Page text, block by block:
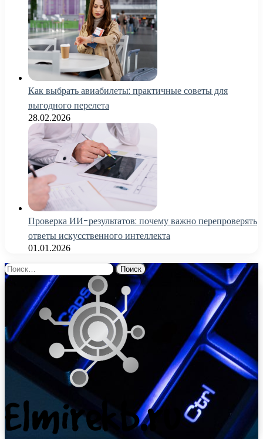
Как выбрать авиабилеты: практичные советы для
выгодного перелета
28.02.2026
Проверка ИИ-результатов: почему важно перепроверять
ответы искусственного интеллекта
01.01.2026
Найти: